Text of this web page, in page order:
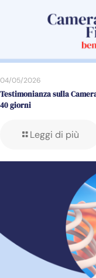
04/05/2026
Testimonianza sulla
40 giorni
Leggi di più